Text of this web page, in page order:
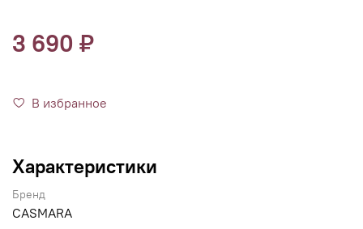
3 690 ₽
В избранное
Характеристики
Бренд
CASMARA